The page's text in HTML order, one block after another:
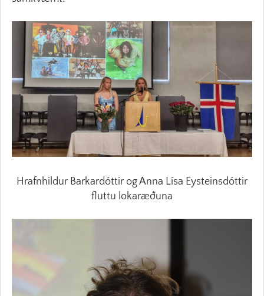
Hrafnhildur Barkardóttir og Anna Lísa Eysteinsdóttir
fluttu lokaræðuna